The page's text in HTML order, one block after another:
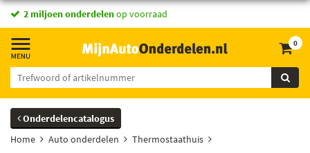
2 miljoen onderdelenop voorraad
0
Onderdelencatalogus
Home
Auto onderdelen
Thermostaathuis